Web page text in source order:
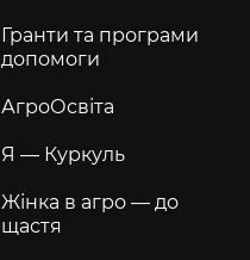
Гранти та програми
допомоги
АгроОсвіта
Я — Куркуль
Жінка в агро — до
щастя